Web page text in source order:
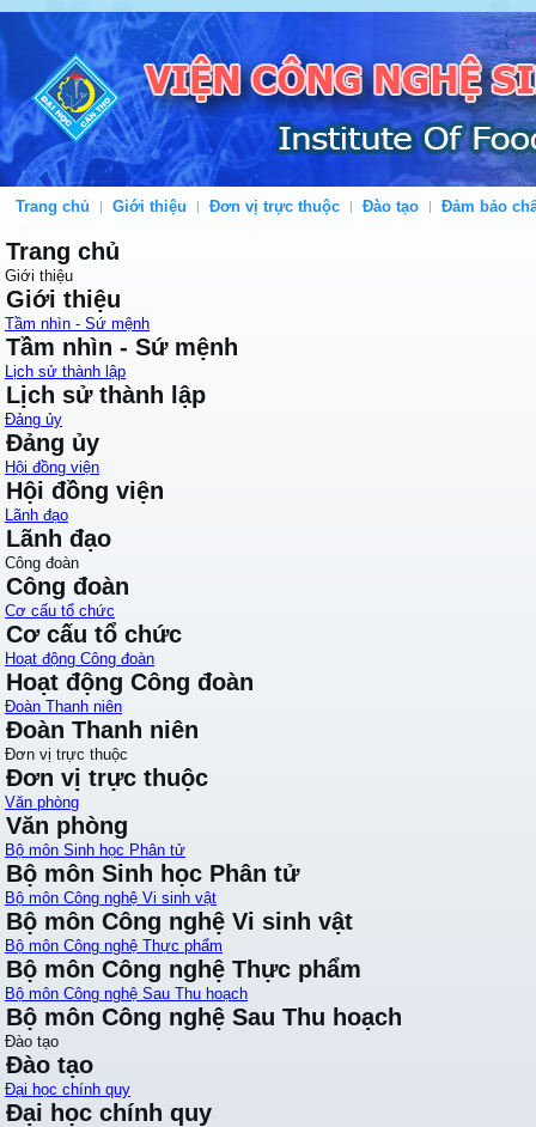
Trang chủ Giới thiệu Đơn vị trực thuộc Đào tạo Đảm bảo
Trang chủ
Giới thiệu
Giới thiệu
Tầm nhìn - Sứ mệnh
Tầm nhìn - Sứ mệnh
Lịch sử thành lập
Lịch sử thành lập
Đảng ủy
Đảng ủy
Hội đồng viện
Hội đồng viện
Lãnh đạo
Lãnh đạo
Công đoàn
Công đoàn
Cơ cấu tổ chức
Cơ cấu tổ chức
Hoạt động Công đoàn
Hoạt động Công đoàn
Đoàn Thanh niên
Đoàn Thanh niên
Đơn vị trực thuộc
Đơn vị trực thuộc
Văn phòng
Văn phòng
Bộ môn Sinh học Phân tử
Bộ môn Sinh học Phân tử
Bộ môn Công nghệ Vi sinh vật
Bộ môn Công nghệ Vi sinh vật
Bộ môn Công nghệ Thực phẩm
Bộ môn Công nghệ Thực phẩm
Bộ môn Công nghệ Sau Thu hoạch
Bộ môn Công nghệ Sau Thu hoạch
Đào tạo
Đào tạo
Đại học chính quy
Đại học chính quy